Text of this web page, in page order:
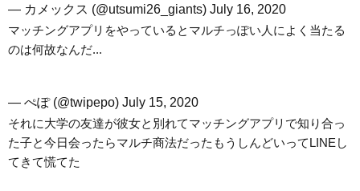
— カメックス (@utsumi26_giants) July 16, 2020
マッチングアプリをやっているとマルチっぽい人によく当たる
のは何故なんだ...
— ぺぽ (@twipepo) July 15, 2020
それに大学の友達が彼女と別れてマッチングアプリで知り合っ
た子と今日会ったらマルチ商法だったもうしんどいってLINEし
てきて慌てた